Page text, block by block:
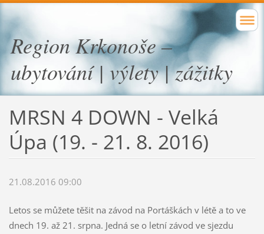
Region Krkonoše –
ubytování | výlety | zážitky
MRSN 4 DOWN - Velká
Úpa (19. - 21. 8. 2016)
21.08.2016 09:00
Letos se můžete těšit na závod na Portáškách v létě a to ve
dnech 19. až 21. srpna. Jedná se o letní závod ve sjezdu